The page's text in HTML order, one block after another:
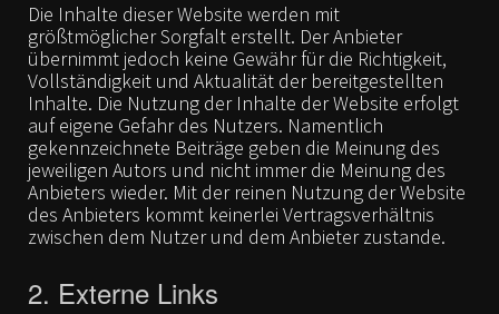
Die Inhalte dieser Website werden mit
größtmöglicher Sorgfalt erstellt. Der Anbieter
übernimmt jedoch keine Gewähr für die Richtigkeit,
Vollständigkeit und Aktualität der bereitgestellten
Inhalte. Die Nutzung der Inhalte der Website erfolgt
auf eigene Gefahr des Nutzers. Namentlich
gekennzeichnete Beiträge geben die Meinung des
jeweiligen Autors und nicht immer die Meinung des
Anbieters wieder. Mit der reinen Nutzung der Website
des Anbieters kommt keinerlei Vertragsverhältnis
zwischen dem Nutzer und dem Anbieter zustande.
2. Externe Links